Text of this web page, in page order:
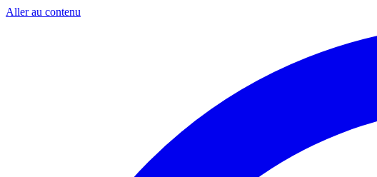
Aller au contenu